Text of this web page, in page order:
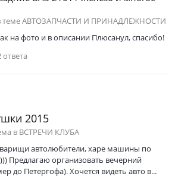
темеАВТОЗАПЧАСТИ И ПРИНАДЛЕЖНОСТИ
на фото и в описании Плюсанул, спасибо!
ответа
2015
в ВСТРЕЧИ КЛУБА
автолюбители, харе машины по
Предлагаю организовать вечерний
до Петергофа). Хочется видеть авто в...